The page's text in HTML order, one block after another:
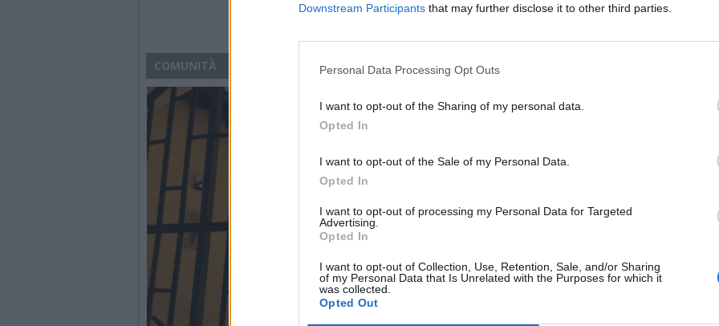
Downstream Participants that may further disclose it to other third parties.
Personal Data Processing Opt Outs
I want to opt-out of the Sharing of my personal data.
Opted In
I want to opt-out of the Sale of my Personal Data.
Opted In
I want to opt-out of processing my Personal Data for Targeted
Advertising.
Opted In
I want to opt-out of Collection, Use, Retention, Sale, and/or Sharing
of my Personal Data that Is Unrelated with the Purposes for which it
was collected.
Opted Out
COMUNITÀ